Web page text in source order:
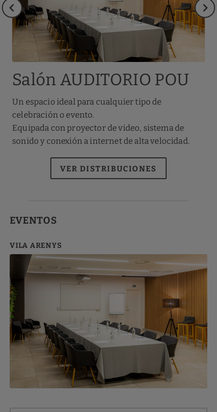
Salón AUDITORIO POU
Un espacio ideal para cualquier tipo de
celebración o evento.
Equipada con proyector de video, sistema de
sonido y conexión a internet de alta velocidad.
VER DISTRIBUCIONES
EVENTOS